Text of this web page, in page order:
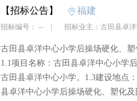
【招标公告】 福建
招标编号： -- 招标业主：古田县卓
古田县卓洋中心小学后操场硬化、
1.1项目名称：古田县卓洋中心小学
古田县卓洋中心小学。1.3建设地点
县卓洋中心小学后操场硬化、塑化